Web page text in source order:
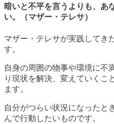
暗いと不平を言うよりも、あ
い。（マザー・テレサ）
マザー・テレサが実践してき
す。
自身の周囲の物事や環境に不
り現状を解決、変えていくこ
ます。
自分がつらい状況になったと
んで行動したいものです。